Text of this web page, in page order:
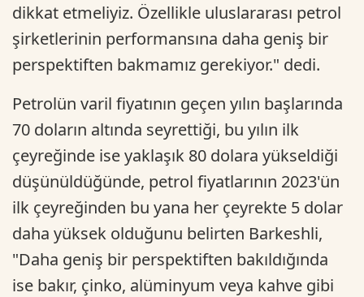
dikkat etmeliyiz. Özellikle uluslararası petrol
şirketlerinin performansına daha geniş bir
perspektiften bakmamız gerekiyor." dedi.
Petrolün varil fiyatının geçen yılın başlarında
70 doların altında seyrettiği, bu yılın ilk
çeyreğinde ise yaklaşık 80 dolara yükseldiği
düşünüldüğünde, petrol fiyatlarının 2023'ün
ilk çeyreğinden bu yana her çeyrekte 5 dolar
daha yüksek olduğunu belirten Barkeshli,
"Daha geniş bir perspektiften bakıldığında
ise bakır, çinko, alüminyum veya kahve gibi